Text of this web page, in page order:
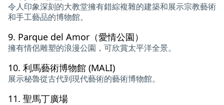
令人印象深刻的大教堂擁有錯綜複雜的建築和展示宗教藝術
和手工藝品的博物館。
9. Parque del Amor（愛情公園）
擁有情侶雕塑的浪漫公園，可欣賞太平洋全景。
10. 利馬藝術博物館 (MALI)
展示秘魯從古代到現代藝術的藝術博物館。
11. 聖馬丁廣場